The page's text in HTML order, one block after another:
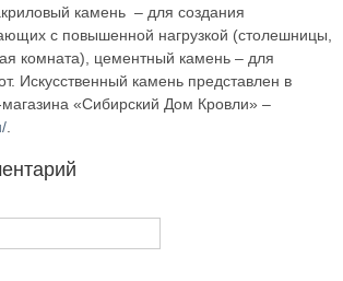
камень – для создания
с повышенной нагрузкой (столешницы,
комната), цементный камень – для
Искусственный камень представлен в
магазина «Сибирский Дом Кровли» –
.